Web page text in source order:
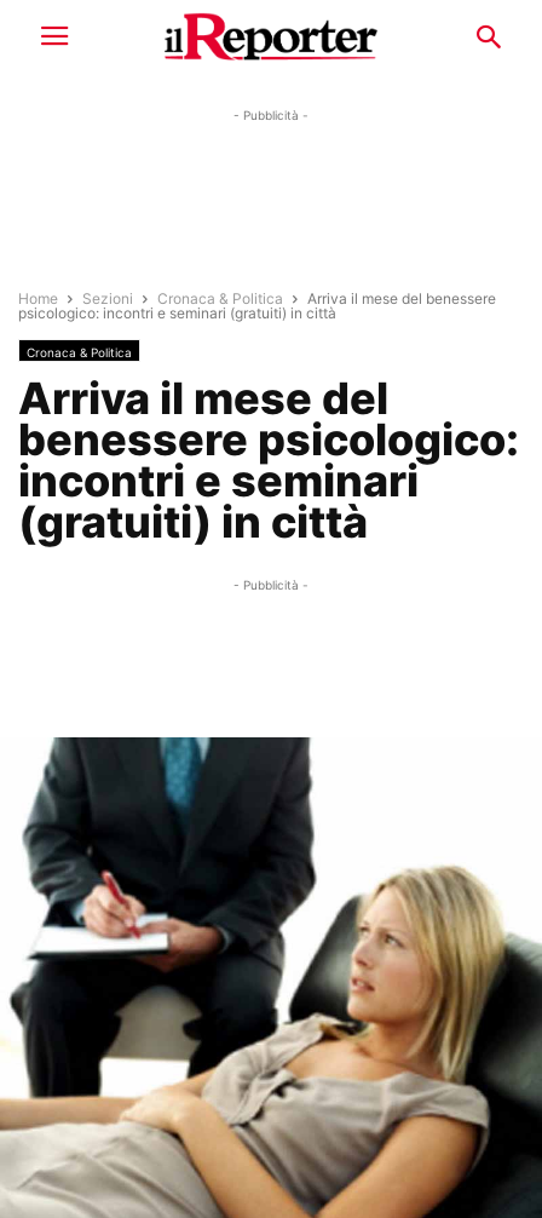
- Pubblicità -
Home Sezioni Cronaca & Politica
Arriva il mese del benessere
psicologico: incontri e seminari (gratuiti) in città
Cronaca & Politica
Arriva il mese del
benessere psicologico:
incontri e seminari
(gratuiti) in città
- Pubblicità -